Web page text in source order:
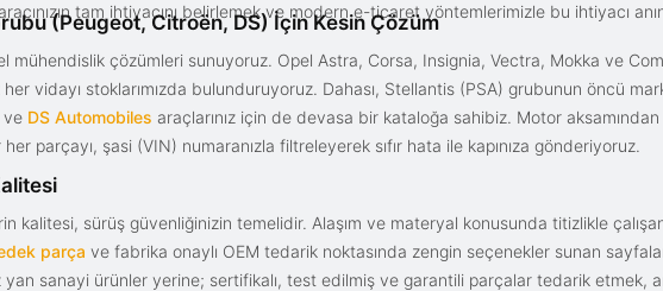
tam ihtiyacını belirlemek ve modern e-ticaret yöntemlerimizle bu ihtiyacı
(Peugeot, Citroën, DS) İçin Kesin Çözüm
mühendislik çözümleri sunuyoruz. Opel Astra, Corsa, Insignia, Vectra, Mokka ve
vidayı stoklarımızda bulunduruyoruz. Dahası, Stellantis (PSA) grubunun öncü
ve DS Automobiles araçlarınız için de devasa bir kataloğa sahibiz. Motor
parçayı, şasi (VIN) numaranızla filtreleyerek sıfır hata ile kapınıza gönderiyoruz.
kalitesi, sürüş güvenliğinizin temelidir. Alaşım ve materyal konusunda titizlikle
parça ve fabrika onaylı OEM tedarik noktasında zengin seçenekler sunan
sanayi ürünler yerine; sertifikalı, test edilmiş ve garantili parçalar tedarik etmek,